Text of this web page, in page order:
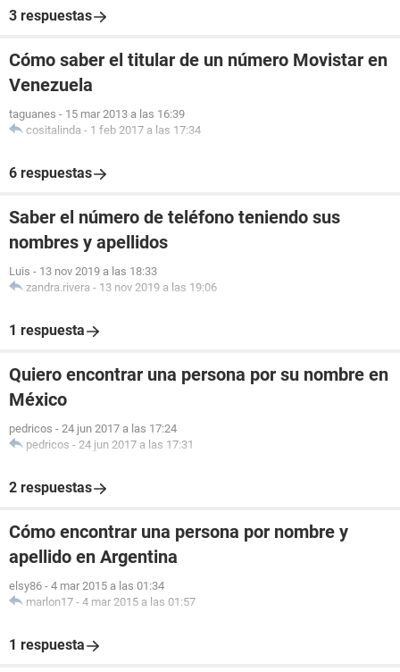
3 respuestas
Cómo saber el titular de un número Movistar en
Venezuela
taguanes - 15 mar 2013 a las 16:39
cositalinda - 1 feb 2017 a las 17:34
6 respuestas
Saber el número de teléfono teniendo sus
nombres y apellidos
Luis - 13 nov 2019 a las 18:33
zandra.rivera - 13 nov 2019 a las 19:06
1 respuesta
Quiero encontrar una persona por su nombre en
México
pedricos - 24 jun 2017 a las 17:24
pedricos - 24 jun 2017 a las 17:31
2 respuestas
Cómo encontrar una persona por nombre y
apellido en Argentina
elsy86 - 4 mar 2015 a las 01:34
marlon17 - 4 mar 2015 a las 01:57
1 respuesta